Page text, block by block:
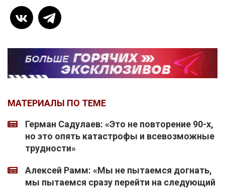
МАТЕРИАЛЫ ПО ТЕМЕ
Герман Садулаев: «Это не повторение 90-х,
но это опять катастрофы и всевозможные
трудности»
Алексей Рамм: «Мы не пытаемся догнать,
мы пытаемся сразу перейти на следующий